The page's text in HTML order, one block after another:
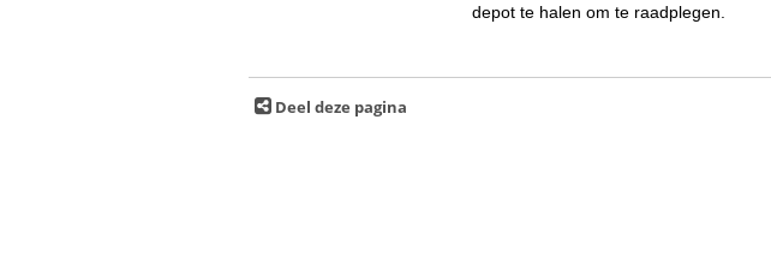
depot te halen om te raadplegen.
Deel deze pagina